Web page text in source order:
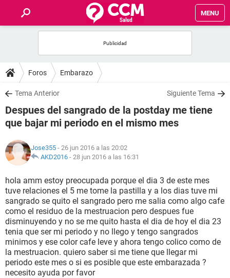
MENU
FOROS
SALUD
FAMILIA
NUTRICIÓN
SEXUALIDAD
GLOSARIO
Foros Embarazo
Tema Anterior Siguiente Tema
Despues del sangrado de la postday me tiene
que bajar mi periodo en el mismo mes
Jose355 - 26 jun 2016 a las 20:02
AKD2016 - 28 jun 2016 a las 16:31
hola amm estoy preocupada porque el dia 3 de este mes
tuve relaciones el 5 me tome la pastilla y a los dias tuve mi
sangrado se quito el sangrado pero me salia como algo cafe
como el residuo de la mestruacion pero despues fue
disminuyendo y no se me quito hasta el dia de hoy el dia 23
tenia que ser mi periodo y no llego y tengo sangrados
minimos y ese color cafe leve y ahora tengo colico como de
la mestruacion. quiero saber si me tiene que llegar mi
periodo este mes o si es posible que este embarazada ?
necesito ayuda por favor